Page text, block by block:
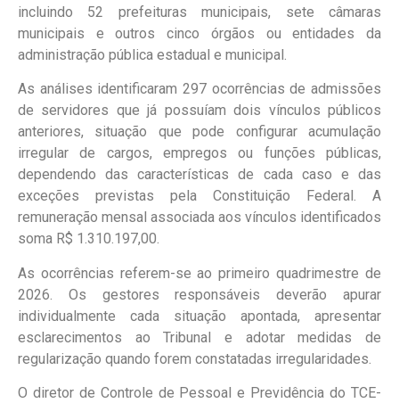
incluindo 52 prefeituras municipais, sete câmaras
municipais e outros cinco órgãos ou entidades da
administração pública estadual e municipal.
As análises identificaram 297 ocorrências de admissões
de servidores que já possuíam dois vínculos públicos
anteriores, situação que pode configurar acumulação
irregular de cargos, empregos ou funções públicas,
dependendo das características de cada caso e das
exceções previstas pela Constituição Federal. A
remuneração mensal associada aos vínculos identificados
soma R$ 1.310.197,00.
As ocorrências referem-se ao primeiro quadrimestre de
2026. Os gestores responsáveis deverão apurar
individualmente cada situação apontada, apresentar
esclarecimentos ao Tribunal e adotar medidas de
regularização quando forem constatadas irregularidades.
O diretor de Controle de Pessoal e Previdência do TCE-